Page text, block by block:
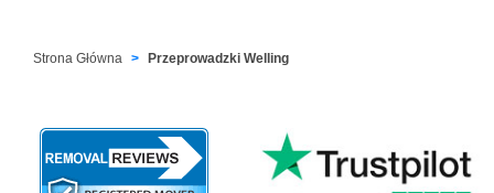
Strona Główna Przeprowadzki Welling